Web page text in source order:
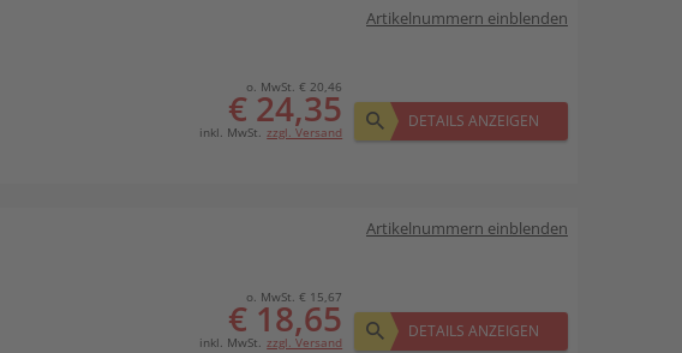
Artikelnummern einblenden
o. MwSt. € 20,46
€ 24,35
inkl. MwSt. zzgl. Versand
DETAILS ANZEIGEN
Artikelnummern einblenden
o. MwSt. € 15,67
€ 18,65
inkl. MwSt. zzgl. Versand
DETAILS ANZEIGEN